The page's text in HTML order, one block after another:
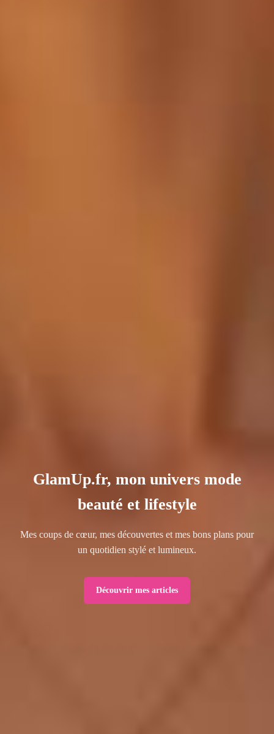
GlamUp.fr, mon univers mode
beauté et lifestyle
Mes coups de cœur, mes découvertes et mes bons plans pour
un quotidien stylé et lumineux.
Découvrir mes articles